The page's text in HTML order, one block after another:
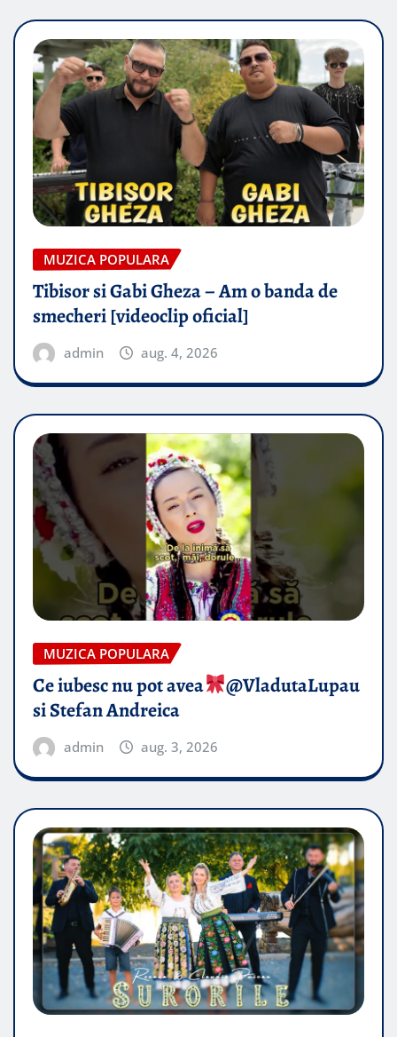
MUZICA POPULARA
Tibisor si Gabi Gheza – Am o banda de
smecheri [videoclip oficial]
admin aug. 4, 2026
MUZICA POPULARA
Ce iubesc nu pot avea
​@VladutaLupau
si Stefan Andreica
admin aug. 3, 2026